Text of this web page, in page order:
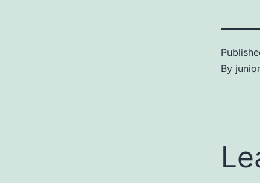
By junior